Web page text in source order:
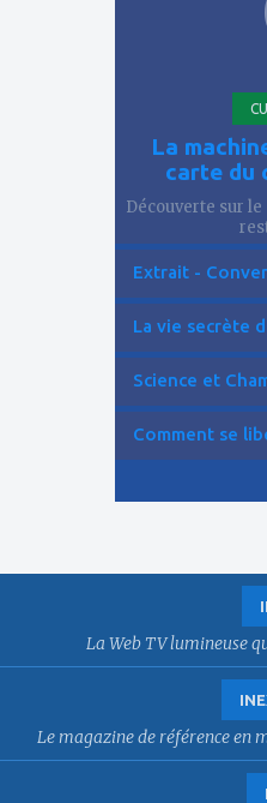
La
carte du
Découverte sur
Extrait -
La vie secrète
Science et
Comment se
La Web TV lumineuse
Le magazine de référence en